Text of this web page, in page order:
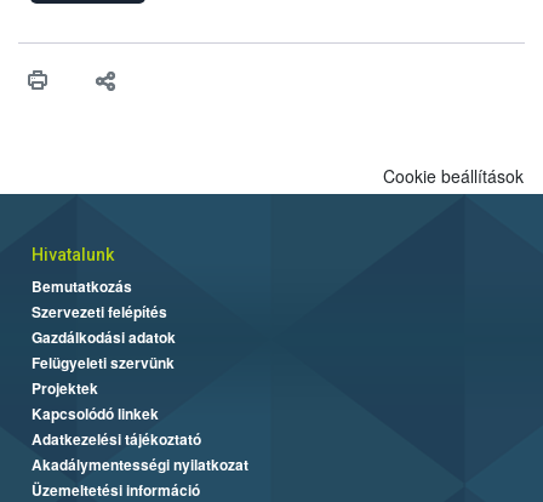
Cookie beállítások
Hivatalunk
Bemutatkozás
Szervezeti felépítés
Gazdálkodási adatok
Felügyeleti szervünk
Projektek
Kapcsolódó linkek
Adatkezelési tájékoztató
Akadálymentességi nyilatkozat
Üzemeltetési információ